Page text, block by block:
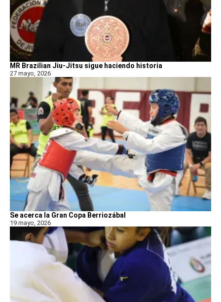
MR Brazilian Jiu-Jitsu sigue haciendo historia
27 mayo, 2026
Se acerca la Gran Copa Berriozábal
19 mayo, 2026